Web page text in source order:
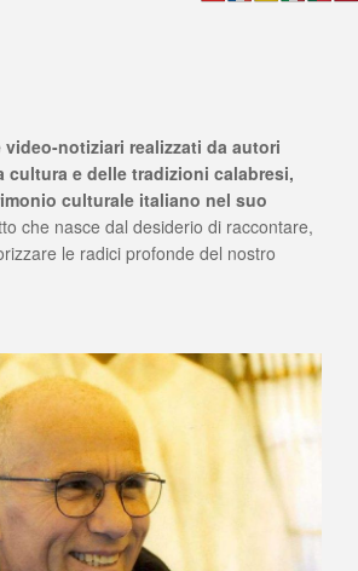
notiziari realizzati da autori
cultura e delle tradizioni calabresi,
culturale italiano nel suo
che nasce dal desiderio di raccontare,
le radici profonde del nostro